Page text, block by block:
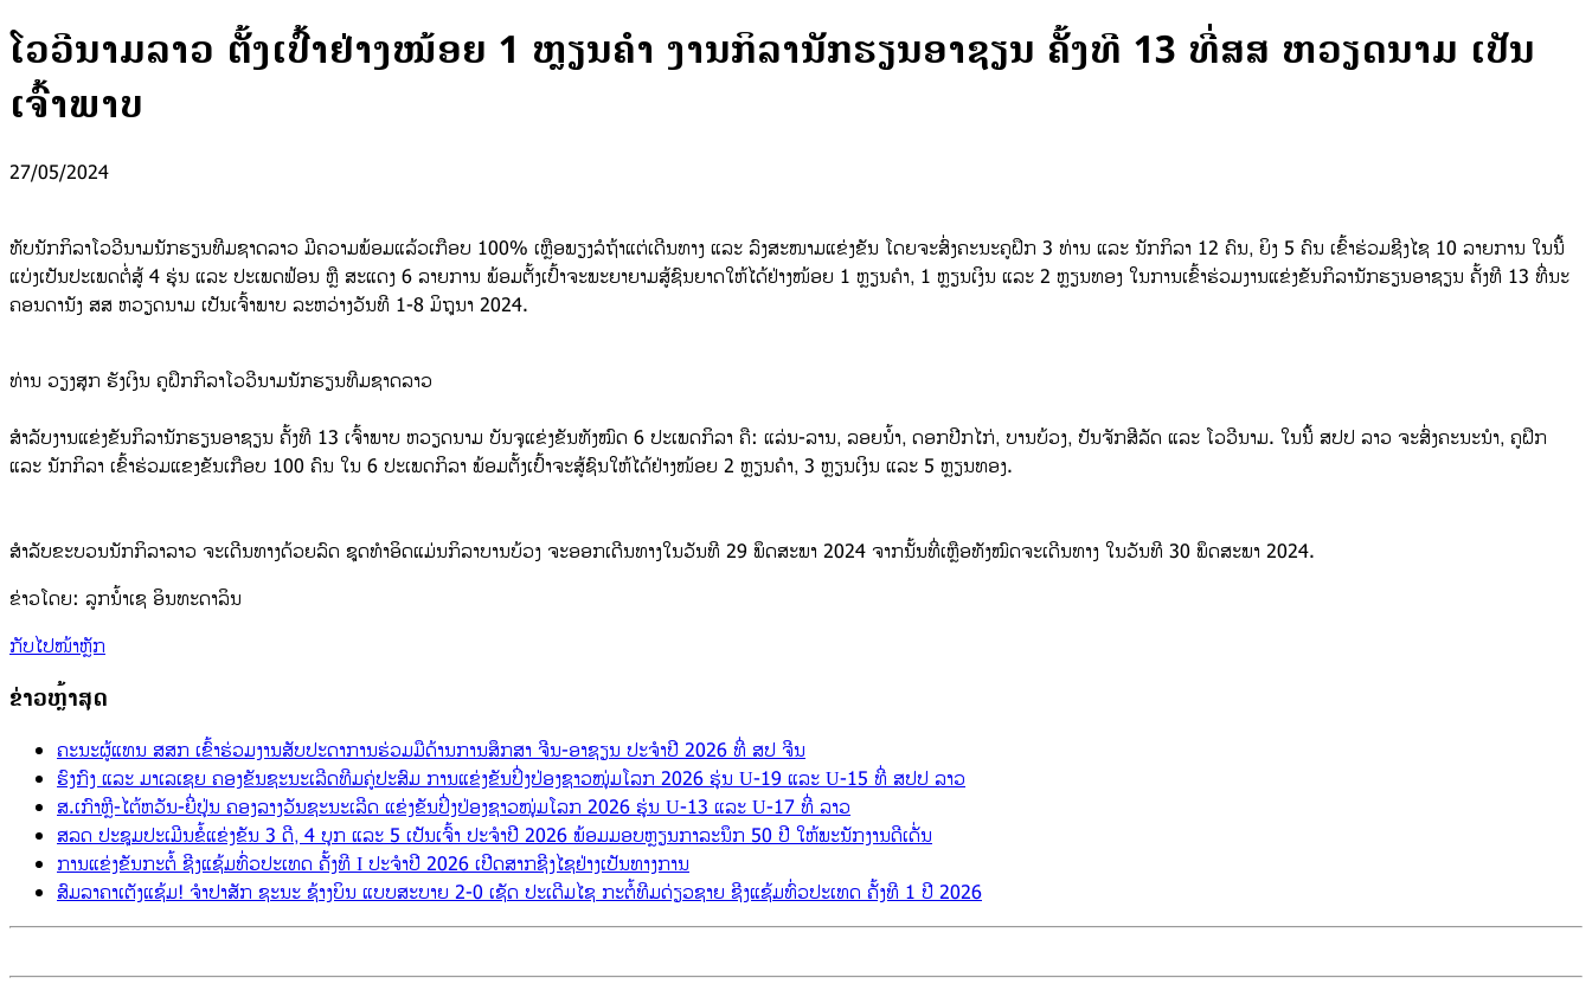
ໂວວີນາມລາວ ຕັ້ງເປົ້າຢ່າງໜ້ອຍ 1 ຫຼຽນຄຳ ງານກິລານັກຮຽນອາຊຽນ ຄັ້ງທີ 13 ທີ່ສສ ຫວຽດນາມ ເປັນ
ເຈົ້າພາບ
27/05/2024
ທັບນັກກິລາໂວວີນາມນັກຮຽນທີມຊາດລາວ ມີຄວາມພ້ອມແລ້ວເກືອບ 100% ເຫຼືອພຽງລໍຖ້າແຕ່ເດີນທາງ ແລະ ລົງສະໜາມແຂ່ງຂັນ ໂດຍຈະສົ່ງຄະນະຄູຝຶກ 3 ທ່ານ ແລະ ນັກກິລາ 12 ຄົນ, ຍິງ 5 ຄົນ ເຂົ້າຮ່ວມຊີງໄຊ 10 ລາຍການ ໃນນີ້
ແບ່ງເປັນປະເພດຕໍ່ສູ້ 4 ຮຸ່ນ ແລະ ປະເພດຟ້ອນ ຫຼື ສະແດງ 6 ລາຍການ ພ້ອມຕັ້ງເປົ້າຈະພະຍາຍາມສູ້ຊົນຍາດໃຫ້ໄດ້ຢ່າງໜ້ອຍ 1 ຫຼຽນຄຳ, 1 ຫຼຽນເງິນ ແລະ 2 ຫຼຽນທອງ ໃນການເຂົ້າຮ່ວມງານແຂ່ງຂັນກິລານັກຮຽນອາຊຽນ ຄັ້ງທີ 13 ທີ່ນະ
ຄອນດານັງ ສສ ຫວຽດນາມ ເປັນເຈົ້າພາບ ລະຫວ່າງວັນທີ 1-8 ມິຖຸນາ 2024.
ທ່ານ ວຽງສຸກ ຮັງເງິນ ຄູຝຶກກິລາໂວວີນາມນັກຮຽນທີມຊາດລາວ
ສຳລັບງານແຂ່ງຂັນກິລານັກຮຽນອາຊຽນ ຄັ້ງທີ 13 ເຈົ້າພາບ ຫວຽດນາມ ບັນຈຸແຂ່ງຂັນທັງໝົດ 6 ປະເພດກິລາ ຄື: ແລ່ນ-ລານ, ລອຍນໍ້າ, ດອກປີກໄກ່, ບານບ້ວງ, ປັນຈັກສີລັດ ແລະ ໂວວີນາມ. ໃນນີ້ ສປປ ລາວ ຈະສົ່ງຄະນະນຳ, ຄູຝຶກ
ແລະ ນັກກິລາ ເຂົ້າຮ່ວມແຂງຂັນເກືອບ 100 ຄົນ ໃນ 6 ປະເພດກິລາ ພ້ອມຕັ້ງເປົ້າຈະສູ້ຊົນໃຫ້ໄດ້ຢ່າງໜ້ອຍ 2 ຫຼຽນຄຳ, 3 ຫຼຽນເງິນ ແລະ 5 ຫຼຽນທອງ.
ສຳລັບຂະບວນນັກກິລາລາວ ຈະເດີນທາງດ້ວຍລົດ ຊຸດທຳອິດແມ່ນກິລາບານບ້ວງ ຈະອອກເດີນທາງໃນວັນທີ 29 ພຶດສະພາ 2024 ຈາກນັ້ນທີ່ເຫຼືອທັງໝົດຈະເດີນທາງ ໃນວັນທີ 30 ພຶດສະພາ 2024.
ຂ່າວໂດຍ: ລູກນ້ຳເຊ ອິນທະດາລິນ
ກັບໄປໜ້າຫຼັກ
ຂ່າວຫຼ້າສຸດ
ຄະນະຜູ້ແທນ ສສກ ເຂົ້າຮ່ວມງານສັບປະດາການຮ່ວມມືດ້ານການສຶກສາ ຈີນ-ອາຊຽນ ປະຈຳປີ 2026 ທີ່ ສປ ຈີນ
ຮົງກົງ ແລະ ມາເລເຊຍ ຄອງຂັນຊະນະເລີດທີມຄູ່ປະສົມ ການແຂ່ງຂັນປິ່ງປ່ອງຊາວໜຸ່ມໂລກ 2026 ຮຸ່ນ U-19 ແລະ U-15 ທີ່ ສປປ ລາວ
ສ.ເກົາຫຼີ-ໄຕ້ຫວັນ-ຍີ່ປຸ່ນ ຄອງລາງວັນຊະນະເລີດ ແຂ່ງຂັນປິ່ງປ່ອງຊາວໜຸ່ມໂລກ 2026 ຮຸ່ນ U-13 ແລະ U-17 ທີ່ ລາວ
ສລດ ປະຊຸມປະເມີນຂໍ້ແຂ່ງຂັນ 3 ດີ, 4 ບຸກ ແລະ 5 ເປັນເຈົ້າ ປະຈຳປີ 2026 ພ້ອມມອບຫຼຽນກາລະນຶກ 50 ປີ ໃຫ້ພະນັກງານດີເດັ່ນ
ການແຂ່ງຂັນກະຕໍ້ ຊີງແຊ້ມທົ່ວປະເທດ ຄັ້ງທີ I ປະຈຳປີ 2026 ເປີດສາກຊີງໄຊຢ່າງເປັນທາງການ
ສົມລາຄາເຕັງແຊ້ມ! ຈຳປາສັກ ຊະນະ ຊ້າງບິນ ແບບສະບາຍ 2-0 ເຊັດ ປະເດີມໄຊ ກະຕໍ້ທີມດ່ຽວຊາຍ ຊີງແຊ້ມທົ່ວປະເທດ ຄັ້ງທີ 1 ປີ 2026